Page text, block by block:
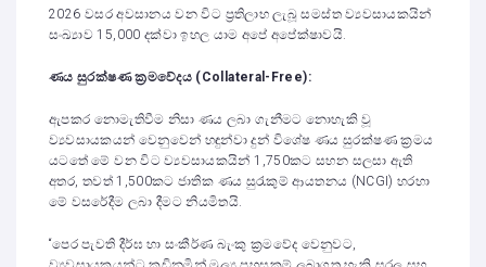
2026 වසර අවසානය වන විට ප්‍රතිලාභ ලැබූ සමස්ත ව්‍යවසායකයින්
සංඛ්‍යාව 15,000 දක්වා ඉහල යාම අපේ අපේක්ෂාවයි.
ණය සුරක්ෂණ ක්‍රමවේදය ( Collateral-Free):
ඇපකර නොමැතිවීම නිසා ණය ලබා ගැනීමට නොහැකි වූ
ව්‍යවසායකයන් වෙනුවෙන් හඳුන්වා දුන් විශේෂ ණය සුරක්ෂණ ක්‍රමය
යටතේ මේ වන විට ව්‍යවසායකයින් 1,750කට සහන සලසා ඇති
අතර, තවත් 1,500කට ජාතික ණය සුරැකුම් ආයතනය (NCGI) හරහා
මේ වසරේදීම ලබා දීමට නියමිතයි.
“පෙර පැවති දීර්ඝ හා සංකීර්ණ බැංකු ක්‍රමවේද වෙනුවට,